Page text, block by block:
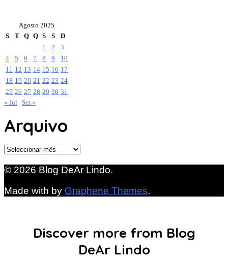
Agosto 2025
S
T Q Q S S
D
1
2
3
4
5 6 7 8 9
10
11 12 13 14 15 16 17
18 19 20 21 22 23 24
25 26 27 28 29 30 31
« Jul
Set »
Arquivo
Arquivo
© 2026 Blog DeAr Lindo.
Made with by Graphene Themes.
Discover more from Blog
DeAr Lindo